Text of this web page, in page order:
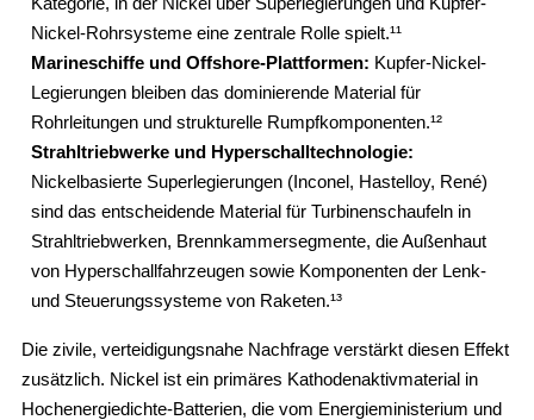
Kategorie, in der Nickel über Superlegierungen und Kupfer-
Nickel-Rohrsysteme eine zentrale Rolle spielt.¹¹
Marineschiffe und Offshore-Plattformen: Kupfer-Nickel-
Legierungen bleiben das dominierende Material für
Rohrleitungen und strukturelle Rumpfkomponenten.¹²
Strahltriebwerke und Hyperschalltechnologie:
Nickelbasierte Superlegierungen (Inconel, Hastelloy, René)
sind das entscheidende Material für Turbinenschaufeln in
Strahltriebwerken, Brennkammersegmente, die Außenhaut
von Hyperschallfahrzeugen sowie Komponenten der Lenk-
und Steuerungssysteme von Raketen.¹³
Die zivile, verteidigungsnahe Nachfrage verstärkt diesen Effekt
zusätzlich. Nickel ist ein primäres Kathodenaktivmaterial in
Hochenergiedichte-Batterien, die vom Energieministerium und